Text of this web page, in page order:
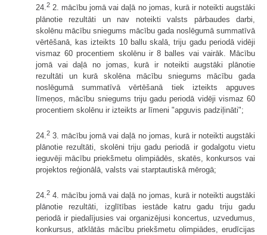
24.2 2. mācību jomā vai daļā no jomas, kurā ir noteikti augstāki
plānotie rezultāti un nav noteikti valsts pārbaudes darbi,
skolēnu mācību sniegums mācību gada noslēgumā summatīvā
vērtēšanā, kas izteikts 10 ballu skalā, triju gadu periodā vidēji
vismaz 60 procentiem skolēnu ir 8 balles vai vairāk. Mācību
jomā vai daļā no jomas, kurā ir noteikti augstāki plānotie
rezultāti un kurā skolēna mācību sniegums mācību gada
noslēgumā summatīvā vērtēšanā tiek izteikts apguves
līmeņos, mācību sniegums triju gadu periodā vidēji vismaz 60
procentiem skolēnu ir izteikts ar līmeni "apguvis padziļināti";
24. 2 3. mācību jomā vai daļā no jomas, kurā ir noteikti augstāki
plānotie rezultāti, skolēni triju gadu periodā ir godalgotu vietu
ieguvēji mācību priekšmetu olimpiādēs, skatēs, konkursos vai
projektos reģionālā, valsts vai starptautiskā mērogā;
24.2 4. mācību jomā vai daļā no jomas, kurā ir noteikti augstāki
plānotie rezultāti, izglītības iestāde katru gadu triju gadu
periodā ir piedalījusies vai organizējusi koncertus, uzvedumus,
konkursus, atklātās mācību priekšmetu olimpiādes, erudīcijas